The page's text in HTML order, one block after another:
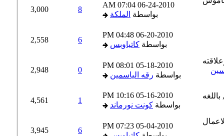
06-24-2010
07:04 AM
بواسطةالملكة
3,000
06-20-2010
04:48 PM
بواسطةكاتياوبس
2,558
05-18-2010
08:01 PM
بواسطةرقه الياسمين
2,948
05-16-2010
10:16 PM
بواسطةكونت نورماند
4,561
05-04-2010
07:23 PM
3,945